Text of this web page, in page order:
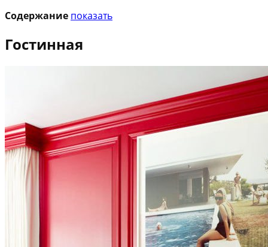
Содержание показать
Гостинная